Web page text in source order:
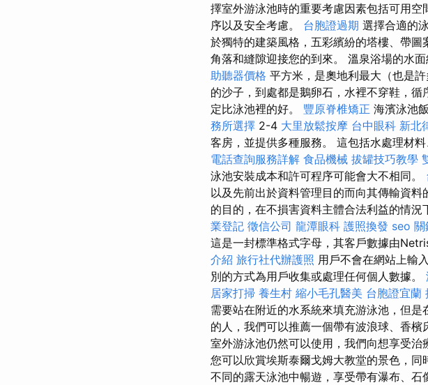
擇室外游泳池時的重要考慮因素包括可用
序以及安全考慮。 台胞證過期 選擇合適的
於獨特的建築風格，五彩繽紛的塔樓、帶
角落和縫隙迎接您的到來。 溫泉浴場的水
助聽器價格 平方米，是奧地利最大（也是
的沙子，到處都是鵝卵石，水裡不穿鞋，
定比泳池裡的好。 豐原脊椎矯正 海濱泳池
務所選擇 2-4 大里放鬆按摩 台中眼科 新北
客房，並提供多種服務。 這包括水處理材
電話查詢服務詳解 食品機械 拔罐技巧教學
泳池安裝成本和許可程序可能會大不相同。
以及先前出於資料管理目的而向其傳輸資料
的目的，在不損害資料主體合法利益的情況
業登記 徵信公司 龍潭眼科 護照換發 seo 關
這是一封標準格式字母，其客戶數據由
介紹 旅行社代辦護照 用戶不會在網站上輸
別的方式為用戶收集或處理任何個人數據。
居家打掃 養生村 縮小毛孔醫美 台胞證宜蘭
需要站在附近的水系統來填充游泳池，但
的人，我們可以推薦一個帶有波浪球、香
室外游泳池仍然可以使用，我們向想享受治
您可以欣賞埃斯泰爾戈姆大教堂的景色，
不同的露天泳池中暢遊，享受帶有瀑布、